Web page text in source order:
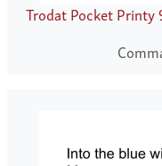
Trodat Pocket Printy